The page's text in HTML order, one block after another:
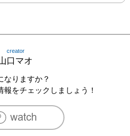
creator
口マオ
なりますか？
報をチェックしましょう！